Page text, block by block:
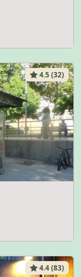
4.5 (32)
4.4 (83)